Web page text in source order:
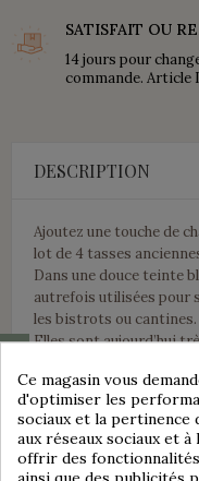
SATISFAIT OU
14 jours pour
commande. Article
DESCRIPTION
Ajoutez une touche de
lot de 4 tasses
Dans une douce teinte
autrefois utilisées pour
les bistrots ou cantines.
Elles sont aujourd’hui
Caractéristiques :
☕ Objet : Tasses
🔤Marque :
🎨Couleur :Bleu
Ce magasin vous
d'optimiser les
sociaux et la pertinence
aux réseaux sociaux et
offrir des
ainsi que des publicités
Consentement aux cookies